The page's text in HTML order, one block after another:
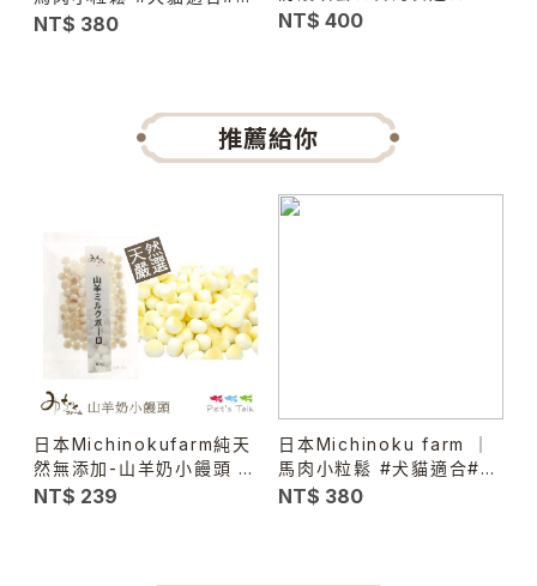
犬老犬
NT$ 380 NT$ 400
推薦給你
日本Michinokufarm純天
然無添加-山羊奶小饅頭 訓
練塞食都適合!
NT$ 239
日本Michinoku farm ｜
馬肉小粒鬆 #犬貓適合#幼
犬老犬
NT$ 380